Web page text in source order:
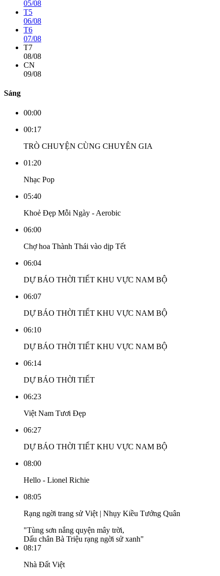
05/08
T5
06/08
T6
07/08
T7
08/08
CN
09/08
Sáng
00:00
00:17
TRÒ CHUYỆN CÙNG CHUYÊN GIA
01:20
Nhạc Pop
05:40
Khoẻ Đẹp Mỗi Ngày - Aerobic
06:00
Chợ hoa Thành Thái vào dịp Tết
06:04
DỰ BÁO THỜI TIẾT KHU VỰC NAM BỘ
06:07
DỰ BÁO THỜI TIẾT KHU VỰC NAM BỘ
06:10
DỰ BÁO THỜI TIẾT KHU VỰC NAM BỘ
06:14
DỰ BÁO THỜI TIẾT
06:23
Việt Nam Tươi Đẹp
06:27
DỰ BÁO THỜI TIẾT KHU VỰC NAM BỘ
08:00
Hello - Lionel Richie
08:05
Rạng ngời trang sử Việt | Nhụy Kiều Tướng Quân
"Tùng sơn nắng quyện mây trời,
Dấu chân Bà Triệu rạng ngời sử xanh"
08:17
Nhà Đất Việt